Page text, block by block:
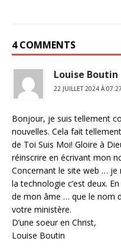
4 COMMENTS
Louise Boutin
22 JUILLET 2024 À 07:27
Bonjour, je suis tellement
nouvelles. Cela fait
de Toi Suis Moi! Gloire à
réinscrire en écrivant mon
Concernant le site web … je
la technologie c’est deux.
de mon âme … que le nom
votre ministère.
D’une soeur en Christ,
Louise Boutin